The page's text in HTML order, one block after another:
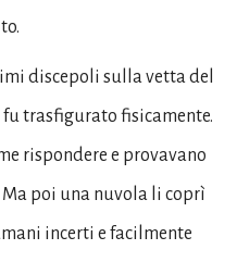
discepoli sulla vetta del
trasfigurato fisicamente.
rispondere e provavano
poi una nuvola li coprì
incerti e facilmente